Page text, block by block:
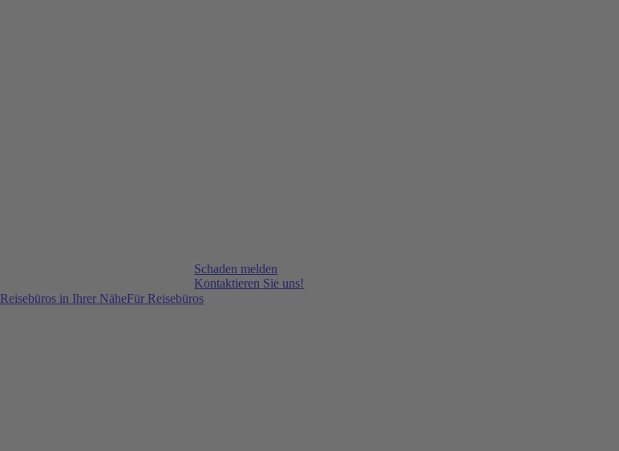
Schaden melden
Kontaktieren Sie uns!
Reisebüros in Ihrer NäheFür Reisebüros